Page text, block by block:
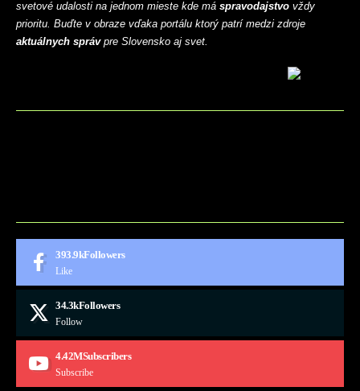
svetové udalosti na jednom mieste kde má spravodajstvo vždy
prioritu. Buďte v obraze vďaka portálu ktorý patrí medzi zdroje
aktuálnych správpre Slovensko aj svet.
393.9kFollowers
Like
34.3kFollowers
Follow
4.42MSubscribers
Subscribe